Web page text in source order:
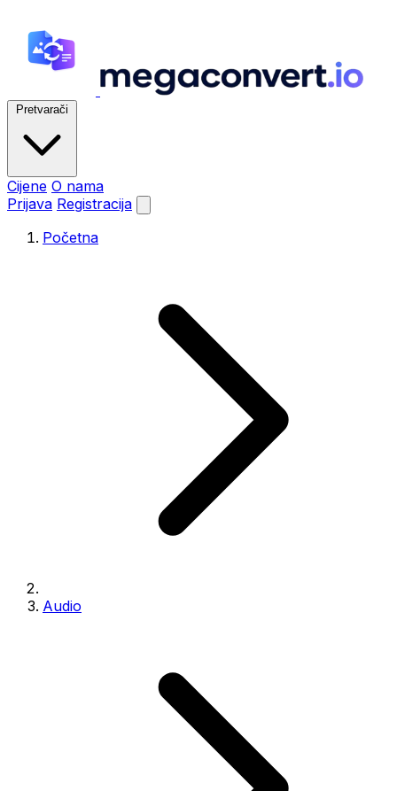
Pretvarači
Cijene O nama
Prijava Registracija
Početna
Audio